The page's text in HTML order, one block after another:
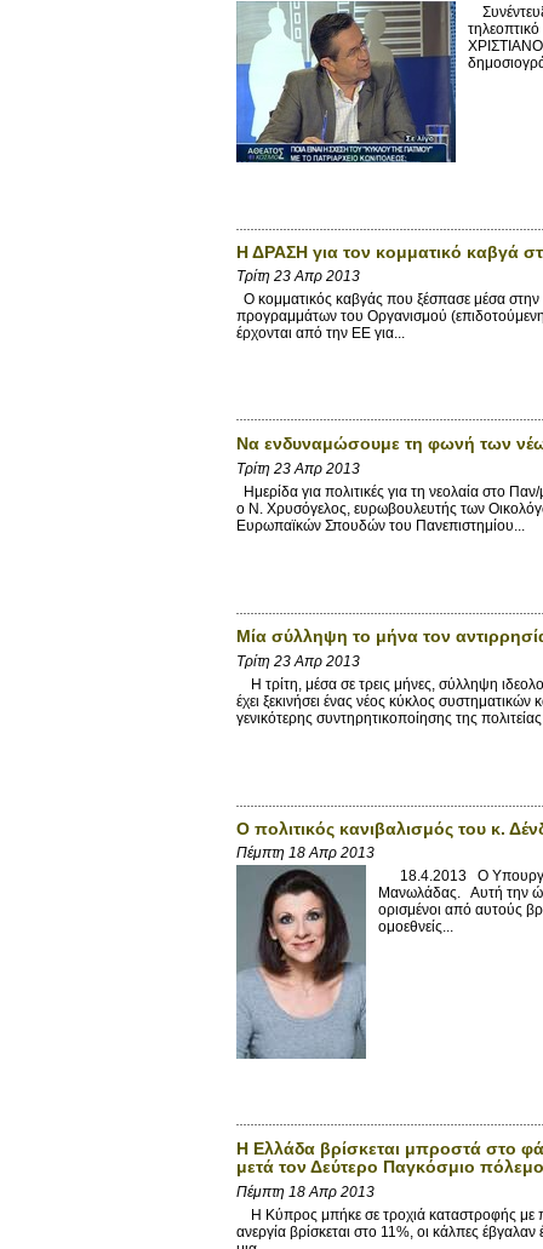
Η ΔΡΑΣΗ για τον κομματικό καβγά
Τρίτη 23 Απρ 2013
Ο κομματικός καβγάς που ξέσπασε μέσα στην
προγραμμάτων του Οργανισμού
έρχονται από την ΕΕ για...
Να ενδυναμώσουμε τη φωνή των
Τρίτη 23 Απρ 2013
Ημερίδα για πολιτικές για τη νεολαία στο
ο Ν. Χρυσόγελος, ευρωβουλευτής των
Ευρωπαϊκών Σπουδών του Πανεπιστημίου...
Μία σύλληψη το μήνα τον
Τρίτη 23 Απρ 2013
Η τρίτη, μέσα σε τρεις μήνες, σύλληψη
έχει ξεκινήσει ένας νέος κύκλος
γενικότερης συντηρητικοποίησης της
Ο πολιτικός κανιβαλισμός του κ.
Πέμπτη 18 Απρ 2013
18.4.2013 Ο Υπουργός
Μανωλάδας. Αυτή την
ορισμένοι από αυτούς
ομοεθνείς...
Η Ελλάδα βρίσκεται μπροστά στο
μετά τον Δεύτερο Παγκόσμιο πόλεμο.
Πέμπτη 18 Απρ 2013
Η Κύπρος μπήκε σε τροχιά καταστροφής με
ανεργία βρίσκεται στο 11%, οι κάλπες